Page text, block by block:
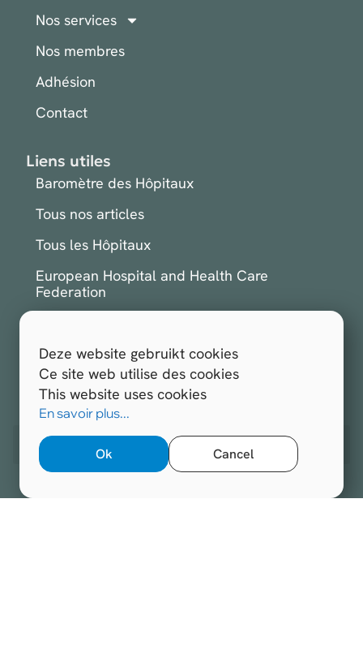
Deze website gebruikt cookies
Ce site web utilise des cookies
This website uses cookies
En savoir plus...
Ok Cancel
Nos services
Nos membres
Adhésion
Contact
Liens utiles
Baromètre des Hôpitaux
Tous nos articles
Tous les Hôpitaux
European Hospital and Health Care
Federation
S'inscrire à la newsletter
Hospitals.be 2026 Tous droits réservés.
Site web réalisé par